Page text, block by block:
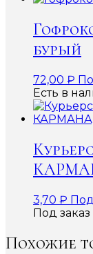
бурый
72,00 ₽
Есть в
3,70 ₽
Под заказ
Похожие